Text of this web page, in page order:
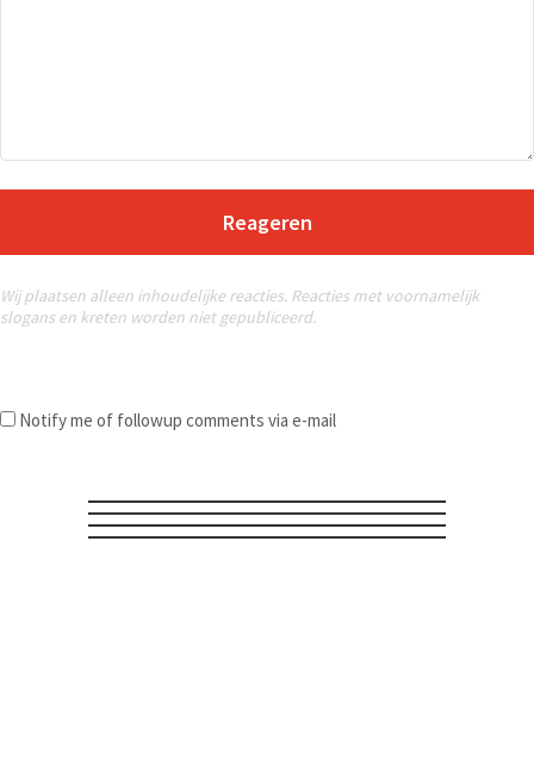
Reageren
Wij plaatsen alleen inhoudelijke reacties. Reacties met voornamelijk
slogans en kreten worden niet gepubliceerd.
Notify me of followup comments via e-mail